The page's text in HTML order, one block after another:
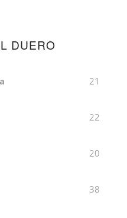
DUERO
21
22
20
38